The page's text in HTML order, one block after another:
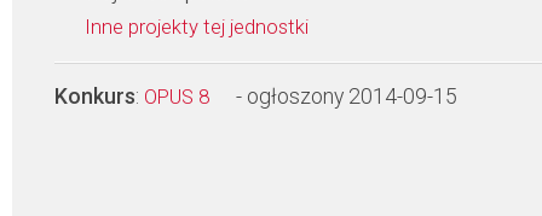
Inne projekty tej jednostki
Konkurs: OPUS 8 - ogłoszony 2014-09-15